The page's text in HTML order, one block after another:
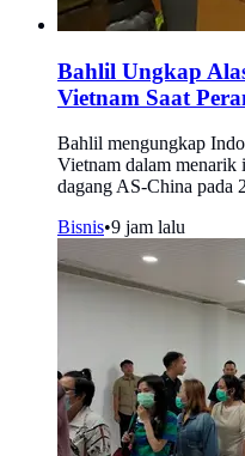
Bahlil Ungkap
Vietnam Saat
Bahlil mengungkap
Vietnam dalam menarik
dagang AS-China pada
Bisnis•9 jam lalu